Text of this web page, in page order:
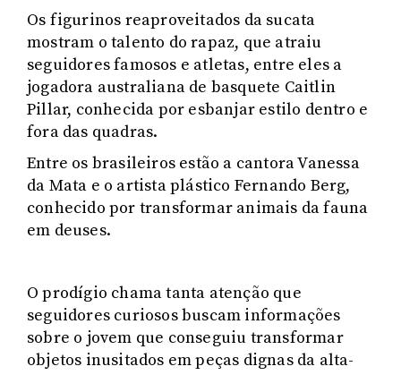
Os figurinos reaproveitados da sucata
mostram o talento do rapaz, que atraiu
seguidores famosos e atletas, entre eles a
jogadora australiana de basquete Caitlin
Pillar, conhecida por esbanjar estilo dentro e
fora das quadras.
Entre os brasileiros estão a cantora Vanessa
da Mata e o artista plástico Fernando Berg,
conhecido por transformar animais da fauna
em deuses.
O prodígio chama tanta atenção que
seguidores curiosos buscam informações
sobre o jovem que conseguiu transformar
objetos inusitados em peças dignas da alta-